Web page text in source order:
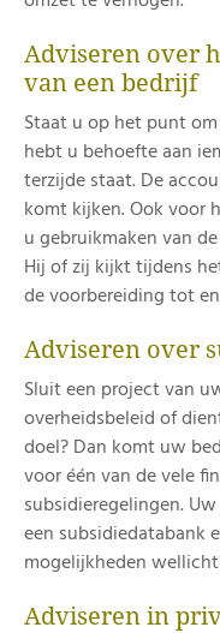
Adviseren over
van een bedrijf
Staat u op het punt
hebt u behoefte aan
terzijde staat. De
komt kijken. Ook voor
u gebruikmaken van
Hij of zij kijkt tijdens
de voorbereiding tot
Adviseren over
Sluit een project van
overheidsbeleid of
doel? Dan komt uw
voor één van de vele
subsidieregelingen.
een subsidiedatabank
mogelijkheden
Adviseren in